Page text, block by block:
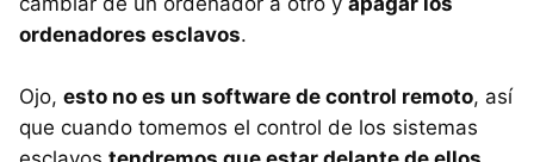
ordenadores esclavos.
Ojo, esto no es un software de control remoto, así
que cuando tomemos el control de los sistemas